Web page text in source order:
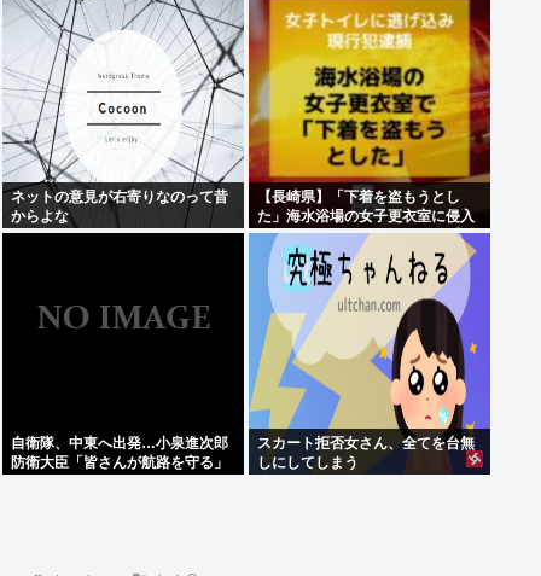
ネットの意見が右寄りなのって昔
からよな
【長崎県】「下着を盗もうとし
た」海水浴場の女子更衣室に侵入
しようとした男 女子トイレに逃げ
込み現行犯逮捕
自衛隊、中東へ出発…小泉進次郎
防衛大臣「皆さんが航路を守る」
スカート拒否女さん、全てを台無
しにしてしまう